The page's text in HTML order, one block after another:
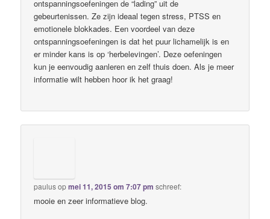
ontspanningsoefeningen de “lading” uit de
gebeurtenissen. Ze zijn ideaal tegen stress, PTSS en
emotionele blokkades. Een voordeel van deze
ontspanningsoefeningen is dat het puur lichamelijk is en
er minder kans is op ‘herbelevingen’. Deze oefeningen
kun je eenvoudig aanleren en zelf thuis doen. Als je meer
informatie wilt hebben hoor ik het graag!
paulusopmei 11, 2015 om 7:07 pm schreef:
mooie en zeer informatieve blog.